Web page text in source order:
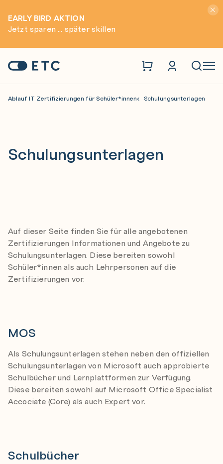
EARLY BIRD AKTION
Jetzt sparen ... später skillen
Startseite: ETC
Ablauf IT Zertifizierungen für Schüler*innen Schulungsunterlagen
Schulungsunterlagen
Auf dieser Seite finden Sie für alle angebotenen
Zertifizierungen Informationen und Angebote zu
Schulungsunterlagen. Diese bereiten sowohl
Schüler*innen als auch Lehrpersonen auf die
Zertifizierungen vor.
MOS
Als Schulungsunterlagen stehen neben den offiziellen
Schulungsunterlagen von Microsoft auch approbierte
Schulbücher und Lernplattformen zur Verfügung.
Diese bereiten sowohl auf Microsoft Office Specialist
Accociate (Core) als auch Expert vor.
Schulbücher